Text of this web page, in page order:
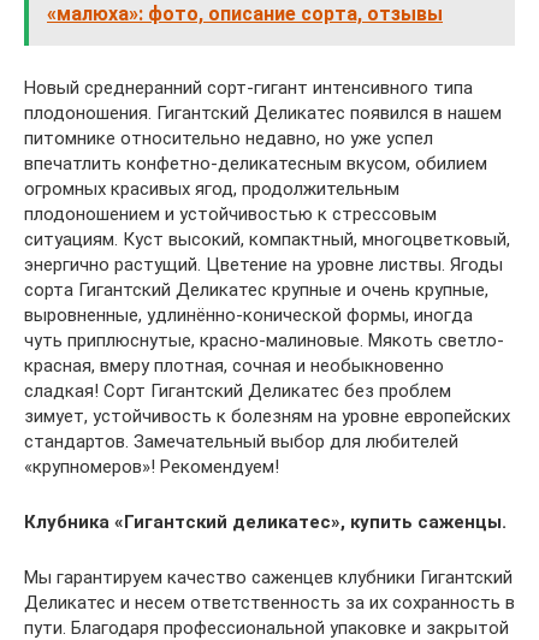
«малюха»: фото, описание сорта, отзывы
Новый среднеранний сорт-гигант интенсивного типа
плодоношения. Гигантский Деликатес появился в нашем
питомнике относительно недавно, но уже успел
впечатлить конфетно-деликатесным вкусом, обилием
огромных красивых ягод, продолжительным
плодоношением и устойчивостью к стрессовым
ситуациям. Куст высокий, компактный, многоцветковый,
энергично растущий. Цветение на уровне листвы. Ягоды
сорта Гигантский Деликатес крупные и очень крупные,
выровненные, удлинённо-конической формы, иногда
чуть приплюснутые, красно-малиновые. Мякоть светло-
красная, вмеру плотная, сочная и необыкновенно
сладкая! Сорт Гигантский Деликатес без проблем
зимует, устойчивость к болезням на уровне европейских
стандартов. Замечательный выбор для любителей
«крупномеров»! Рекомендуем!
Клубника «Гигантский деликатес», купить саженцы.
Мы гарантируем качество саженцев клубники Гигантский
Деликатес и несем ответственность за их сохранность в
пути. Благодаря профессиональной упаковке и закрытой